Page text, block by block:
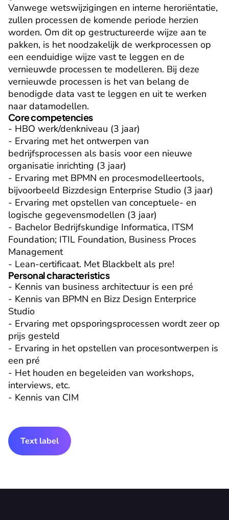
Vanwege wetswijzigingen en interne heroriëntatie,
zullen processen de komende periode herzien
worden. Om dit op gestructureerde wijze aan te
pakken, is het noodzakelijk de werkprocessen op
een eenduidige wijze vast te leggen en de
vernieuwde processen te modelleren. Bij deze
vernieuwde processen is het van belang de
benodigde data vast te leggen en uit te werken
naar datamodellen.
Core competencies
- HBO werk/denkniveau (3 jaar)
- Ervaring met het ontwerpen van
bedrijfsprocessen als basis voor een nieuwe
organisatie inrichting (3 jaar)
- Ervaring met BPMN en procesmodelleertools,
bijvoorbeeld Bizzdesign Enterprise Studio (3 jaar)
- Ervaring met opstellen van conceptuele- en
logische gegevensmodellen (3 jaar)
- Bachelor Bedrijfskundige Informatica, ITSM
Foundation; ITIL Foundation, Business Proces
Management
- Lean-certificaat. Met Blackbelt als pre!
Personal characteristics
- Kennis van business architectuur is een pré
- Kennis van BPMN en Bizz Design Enterprice
Studio
- Ervaring met opsporingsprocessen wordt zeer op
prijs gesteld
- Ervaring in het opstellen van procesontwerpen is
een pré
- Het houden en begeleiden van workshops,
interviews, etc.
- Kennis van CIM
Text label